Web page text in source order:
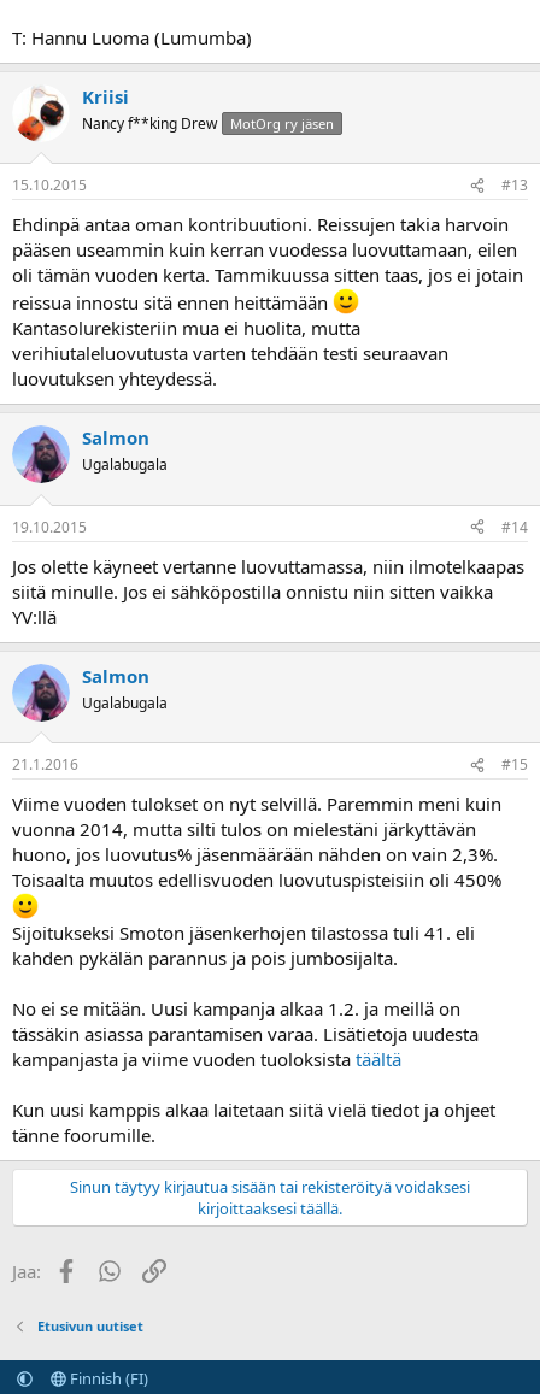
T: Hannu Luoma (Lumumba)
Kriisi
Nancy f**king Drew MotOrg ry jäsen
15.10.2015 #13
Ehdinpä antaa oman kontribuutioni. Reissujen takia harvoin
pääsen useammin kuin kerran vuodessa luovuttamaan, eilen
oli tämän vuoden kerta. Tammikuussa sitten taas, jos ei jotain
reissua innostu sitä ennen heittämään
Kantasolurekisteriin mua ei huolita, mutta
verihiutaleluovutusta varten tehdään testi seuraavan
luovutuksen yhteydessä.
Salmon
Ugalabugala
19.10.2015 #14
Jos olette käyneet vertanne luovuttamassa, niin ilmotelkaapas
siitä minulle. Jos ei sähköpostilla onnistu niin sitten vaikka
YV:llä
Salmon
Ugalabugala
21.1.2016 #15
Viime vuoden tulokset on nyt selvillä. Paremmin meni kuin
vuonna 2014, mutta silti tulos on mielestäni järkyttävän
huono, jos luovutus% jäsenmäärään nähden on vain 2,3%.
Toisaalta muutos edellisvuoden luovutuspisteisiin oli 450%
Sijoitukseksi Smoton jäsenkerhojen tilastossa tuli 41. eli
kahden pykälän parannus ja pois jumbosijalta.
No ei se mitään. Uusi kampanja alkaa 1.2. ja meillä on
tässäkin asiassa parantamisen varaa. Lisätietoja uudesta
kampanjasta ja viime vuoden tuoloksista täältä
Kun uusi kamppis alkaa laitetaan siitä vielä tiedot ja ohjeet
tänne foorumille.
Sinun täytyy kirjautua sisään tai rekisteröityä voidaksesi
kirjoittaaksesi täällä.
Jaa: FacebookWhatsApp
Linkki
Etusivun uutiset
Finnish (FI)